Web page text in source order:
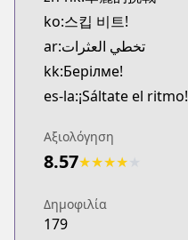
ko:스킵 비트!
ar:تخطي العثرات
kk:Берілме!
es-la:¡Sáltate el ritmo!
Αξιολόγηση
8.57★★★★
Δημοφιλία
179